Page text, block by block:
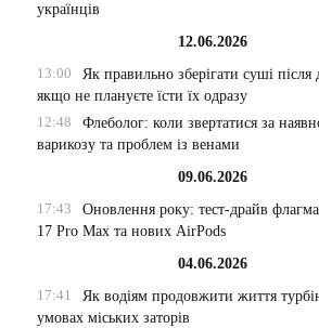
українців
12.06.2026
13:00
Як правильно зберігати суші після
якщо не плануєте їсти їх одразу
12:48
Флеболог: коли звертатися за
варикозу та проблем із венами
09.06.2026
17:43
Оновлення року: тест-драйв
17 Pro Max та нових AirPods
04.06.2026
17:41
Як водіям продовжити життя
умовах міських заторів